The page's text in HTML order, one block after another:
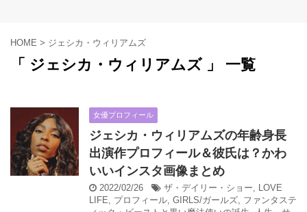
HOME > ジェシカ・ウィリアムズ
「 ジェシカ・ウィリアムズ 」 一覧
女優プロフィール
ジェシカ・ウィリアムズの年齢身長
出演作プロフィール＆彼氏は？かわ
いいインスタ画像まとめ
2022/02/26 ザ・デイリー・ショー
LOVE
LIFE
プロフィール GIRLS/ガールズ ファンタステ